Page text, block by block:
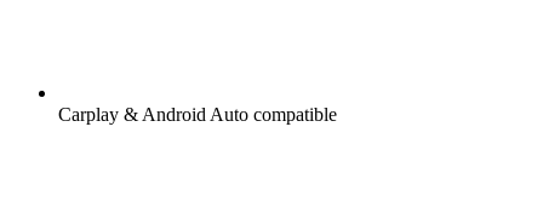
Carplay & Android Auto compatible